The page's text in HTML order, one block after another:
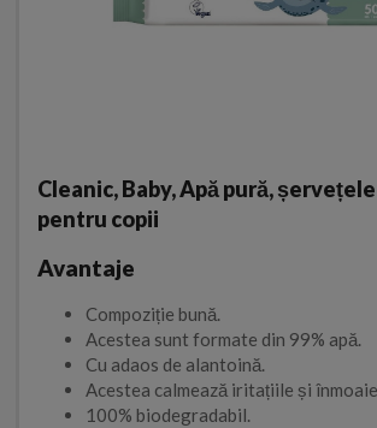
Cleanic, Baby, Apă pură,
pentru copii
Avantaje
Compoziție bună.
Acestea sunt formate din 99% apă.
Cu adaos de alantoină.
Acestea calmează iritațiile și
100% biodegradabil.